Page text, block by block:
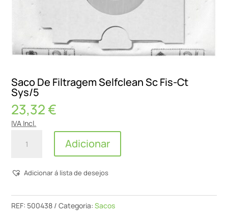
Saco De Filtragem Selfclean Sc Fis-Ct
Sys/5
23,32€
IVA Incl.
Quantidade
De
Selfclean
Adicionar
Adicionar á lista de desejos
REF: 500438 Categoria:Sacos